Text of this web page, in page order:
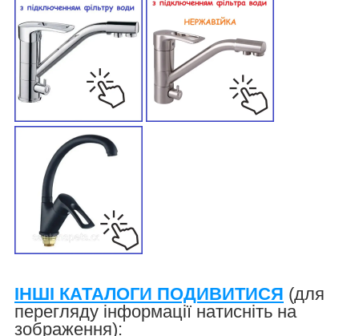
ІНШІ КАТАЛОГИ ПОДИВИТИСЯ (для
перегляду інформації натисніть на
зображення):